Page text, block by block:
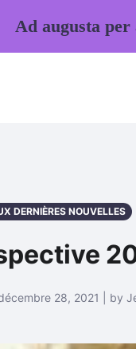
DERNIÈRES NOUVELLES
28, 2021 | by
Ad augusta per